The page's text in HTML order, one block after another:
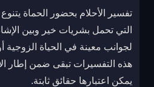
تفسير الأحلام بحضور الحماة يتنوع
التي تحمل بشريات خير وبين
لجوانب معينة في الحياة الزوجية
هذه التفسيرات تبقى ضمن إطار
يمكن اعتبارها حقائق ثابتة.